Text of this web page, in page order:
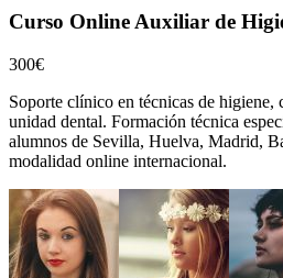
Curso Online Auxiliar de
300€
Soporte clínico en técnicas de higiene,
unidad dental. Formación técnica
alumnos de Sevilla, Huelva, Madrid,
modalidad online internacional.